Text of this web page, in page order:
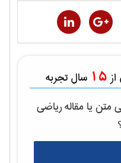
15 سال تجربه
متن یا مقالهرياضی